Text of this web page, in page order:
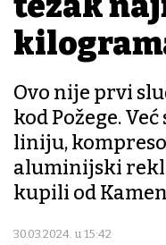
Ovo nije prvi
kod Požege.
liniju,
aluminijski
kupili od
30.03.2024. u 15:42